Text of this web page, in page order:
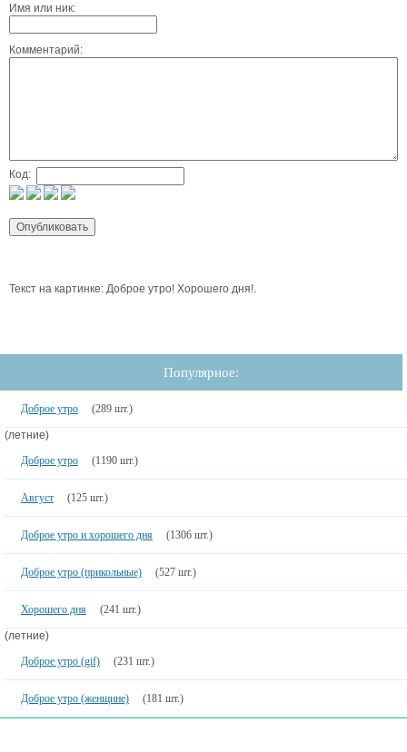
Имя или ник:
Комментарий:
Код:
Текст на картинке: Доброе утро! Хорошего дня!.
Популярное:
Доброе утро (289 шт.)
(летние)
Доброе утро
(1190 шт.)
Август (125 шт.)
Доброе утро и хорошего дня (1306 шт.)
Доброе утро (прикольные) (527 шт.)
Хорошего дня (241 шт.)
(летние)
Доброе утро (gif)
(231 шт.)
Доброе утро (женщине) (181 шт.)